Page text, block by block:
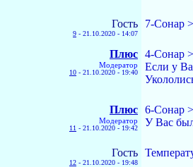
Гость
9 - 21.10.2020 - 14:07
7-Сонар
Плюс
Модератор
10 - 21.10.2020 - 19:40
4-Сонар >
Если у
Плюс
Модератор
11 - 21.10.2020 - 19:42
6-Сонар >
У Вас
Гость
12 - 21.10.2020 - 19:48